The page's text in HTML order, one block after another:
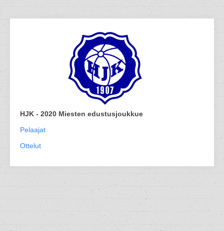
HJK - 2020 Miesten edustusjoukkue
Pelaajat
Ottelut